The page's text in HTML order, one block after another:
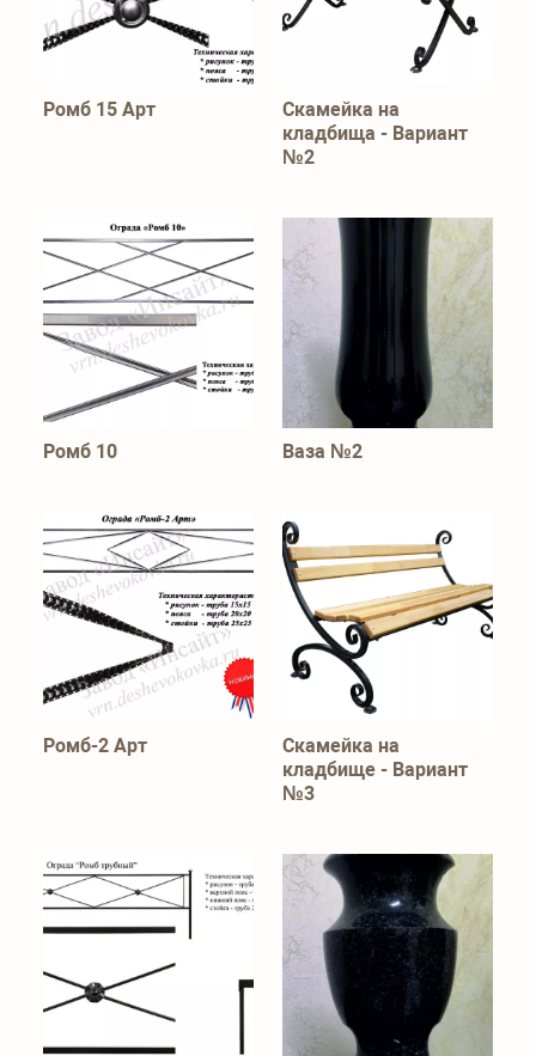
Ромб 15 Арт
Скамейка на
кладбища - Вариант
№2
Ромб 10 Ваза №2
Ромб-2 Арт
Скамейка на
кладбище - Вариант
№3